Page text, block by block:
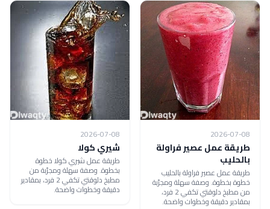
2026-07-08
طريقة عمل عصير فراولة
بالحليب
طريقة عمل عصير فراولة بالحليب
خطوة بخطوة. وصفة سهلة ومجرّبة
من مطبخ دلوقتي تكفي 2 فرد،
بمقادير دقيقة وخطوات واضحة.
2026-07-08
شيري كولا
طريقة عمل شيري كولا خطوة
بخطوة. وصفة سهلة ومجرّبة من
مطبخ دلوقتي تكفي 2 فرد، بمقادير
دقيقة وخطوات واضحة.